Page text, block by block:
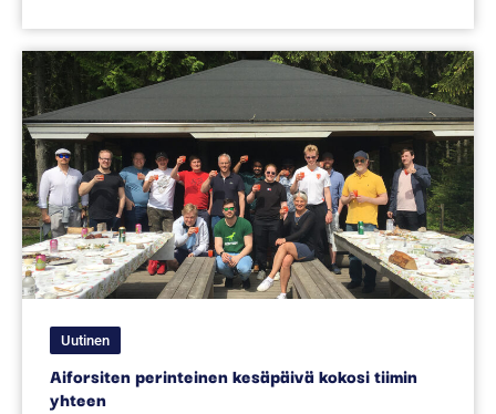
Uutinen
Aiforsiten perinteinen kesäpäivä kokosi tiimin
yhteen